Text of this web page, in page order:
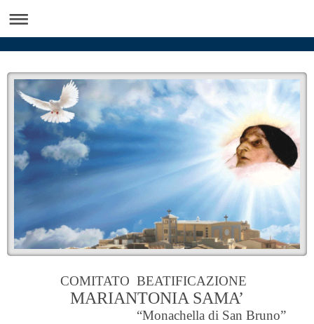
COMITATO BEATIFICAZIONE
MARIANTONIA SAMA’
“Monachella di San Bruno”